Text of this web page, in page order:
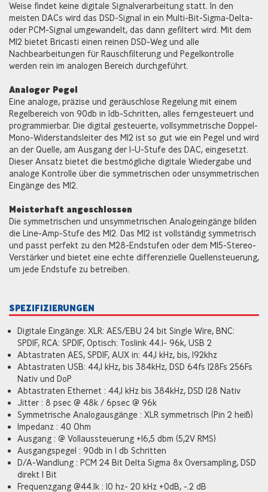
Weise findet keine digitale Signalverarbeitung statt. In den
meisten DACs wird das DSD-Signal in ein Multi-Bit-Sigma-Delta-
oder PCM-Signal umgewandelt, das dann gefiltert wird. Mit dem
M12 bietet Bricasti einen reinen DSD-Weg und alle
Nachbearbeitungen für Rauschfilterung und Pegelkontrolle
werden rein im analogen Bereich durchgeführt.
Analoger Pegel
Eine analoge, präzise und geräuschlose Regelung mit einem
Regelbereich von 90db in 1db-Schritten, alles ferngesteuert und
programmierbar. Die digital gesteuerte, vollsymmetrische Doppel-
Mono-Widerstandsleiter des M12 ist so gut wie ein Pegel und wird
an der Quelle, am Ausgang der I-U-Stufe des DAC, eingesetzt.
Dieser Ansatz bietet die bestmögliche digitale Wiedergabe und
analoge Kontrolle über die symmetrischen oder unsymmetrischen
Eingänge des M12.
Meisterhaft angeschlossen
Die symmetrischen und unsymmetrischen Analogeingänge bilden
die Line-Amp-Stufe des M12. Das M12 ist vollständig symmetrisch
und passt perfekt zu den M28-Endstufen oder dem M15-Stereo-
Verstärker und bietet eine echte differenzielle Quellensteuerung,
um jede Endstufe zu betreiben.
SPEZIFIZIERUNGEN
Digitale Eingänge: XLR: AES/EBU 24 bit Single Wire, BNC:
SPDIF, RCA: SPDIF, Optisch: Toslink 44.1- 96k, USB 2
Abtastraten AES, SPDIF, AUX in: 44,1 kHz, bis, 192khz
Abtastraten USB: 44,1 kHz, bis 384kHz, DSD 64fs 128Fs 256Fs
Nativ und DoP
Abtastraten Ethernet : 44,1 kHz bis 384kHz, DSD 128 Nativ
Jitter : 8 psec @ 48k / 6psec @ 96k
Symmetrische Analogausgänge : XLR symmetrisch (Pin 2 heiß)
Impedanz : 40 Ohm
Ausgang : @ Vollaussteuerung +16,5 dbm (5,2V RMS)
Ausgangspegel : 90db in 1 db Schritten
D/A-Wandlung : PCM 24 Bit Delta Sigma 8x Oversampling, DSD
direkt 1 Bit
Frequenzgang @44.1k : 10 hz- 20 kHz +0dB, -.2 dB